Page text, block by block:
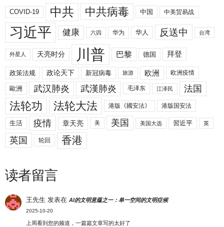
COVID-19 中共 中共病毒 中国 中美贸易战
习近平 健康 六四 华为 华人 反送中 台湾
外星人 天亮时分 川普 巴黎 德国 拜登
政策法规 政论天下 新冠病毒 旅游 欧洲 欧洲疫情
歐洲 武汉肺炎 武漢肺炎 毛泽东 江泽民 法国
法轮功 法轮大法 港版《國安法》 港版国安法
生活 疫情 章天亮 美 美国 美国大选 習近平 英
英国 轮回 香港
读者留言
王先生 发表在AI的文明意蕴之一：单一空间的文明症候
2025-10-20
上周看到您的频道，一篇篇文章写的太好了